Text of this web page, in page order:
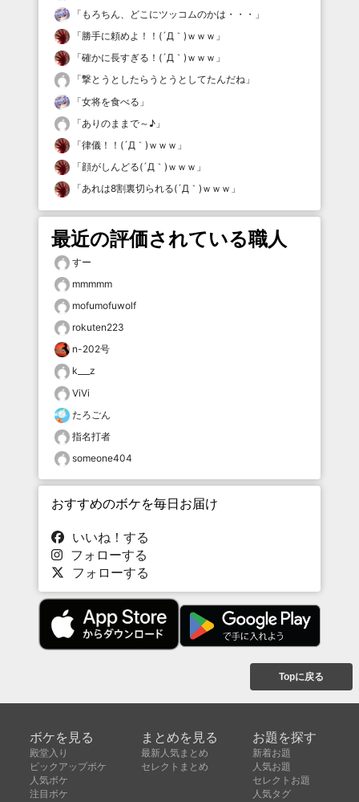
「 もろちん、どこにツッコムのかは・・・ 」
「勝手に頼めよ！！(´Д｀)ｗｗｗ 」
「確かに長すぎる！(´Д｀)ｗｗｗ 」
「撃とうとしたらうとうとしてたんだね 」
「女将を食べる 」
「ありのままで～♪ 」
「律儀！！(´Д｀)ｗｗｗ 」
「顔がしんどる(´Д｀)ｗｗｗ 」
「あれは8割裏切られる(´Д｀)ｗｗｗ 」
最近の評価されている職人
すー
mmmmm
mofumofuwolf
rokuten223
n-202号
k___z
ViVi
たろごん
指名打者
someone404
おすすめのボケを毎日お届け
いいね！する
フォローする
フォローする
Topに戻る
ボケを見る
殿堂入り
ピックアップボケ
人気ボケ
注目ボケ
まとめを見る
最新人気まとめ
セレクトまとめ
お題を探す
新着お題
人気お題
セレクトお題
人気タグ